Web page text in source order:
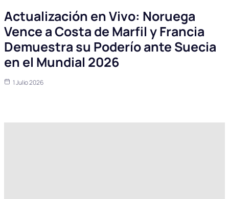
Actualización en Vivo: Noruega
Vence a Costa de Marfil y Francia
Demuestra su Poderío ante Suecia
en el Mundial 2026
1 Julio 2026